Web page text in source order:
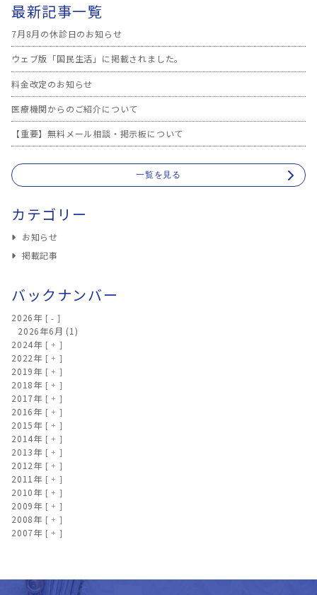
最新記事一覧
7月8月の休診日のお知らせ
ウェブ版「国民生活」に掲載されました。
料金改定のお知らせ
医療機関からのご紹介について
【重要】無料メール相談・掲示板について
一覧を見る
カテゴリー
お知らせ
掲載記事
バックナンバー
2026年
2026年6月 (1)
2024年
2022年
2019年
2018年
2017年
2016年
2015年
2014年
2013年
2012年
2011年
2010年
2009年
2008年
2007年